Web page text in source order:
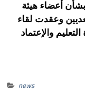
أعضاء هيئة
وعقدت لقاء
والاِعتماد
news